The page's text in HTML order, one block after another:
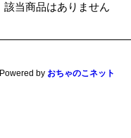
該当商品はありません
Powered by おちゃのこネット